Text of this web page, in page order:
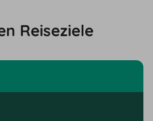
Reiseziele